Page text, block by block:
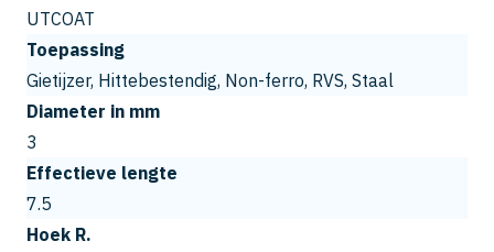
UTCOAT
Toepassing
Gietijzer, Hittebestendig, Non-ferro, RVS, Staal
Diameter in mm
3
Effectieve lengte
7.5
Hoek R.